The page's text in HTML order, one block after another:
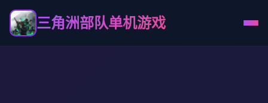
三角洲部队单机游戏